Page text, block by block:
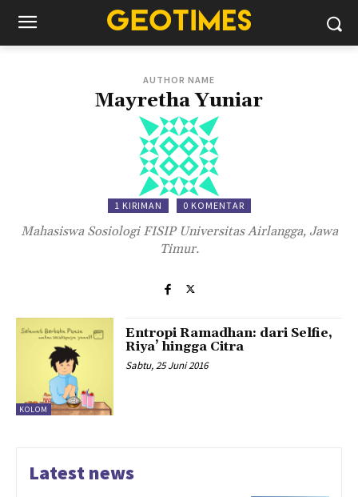
AUTHOR NAME
Mayretha Yuniar
1 KIRIMAN 0 KOMENTAR
Mahasiswa Sosiologi FISIP Universitas Airlangga, Jawa
Timur.
KOLOM
Entropi Ramadhan: dari Selfie,
Riya’ hingga Citra
Sabtu, 25 Juni 2016
Latest news